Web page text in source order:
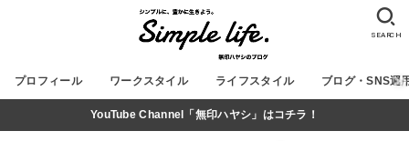
プロフィール ワークスタイル ライフスタイル ブログ・SNS運
SEARCH
YouTube Channel「無印ハヤシ」はコチラ！